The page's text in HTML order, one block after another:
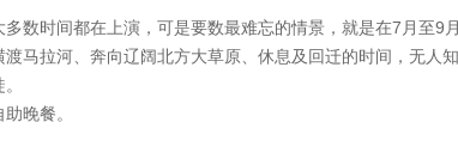
数时间都在上演，可是要数最难忘的情景，就是在7月至
马拉河、奔向辽阔北方大草原、休息及回迁的时间，无
晚餐。